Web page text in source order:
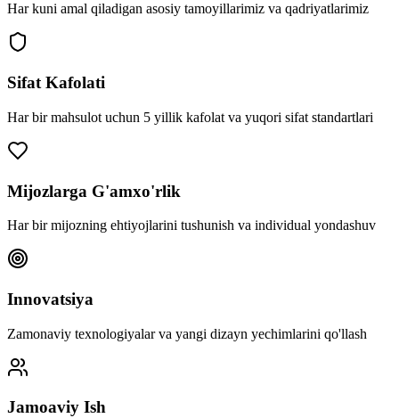
Har kuni amal qiladigan asosiy tamoyillarimiz va qadriyatlarimiz
Sifat Kafolati
Har bir mahsulot uchun 5 yillik kafolat va yuqori sifat standartlari
Mijozlarga G'amxo'rlik
Har bir mijozning ehtiyojlarini tushunish va individual yondashuv
Innovatsiya
Zamonaviy texnologiyalar va yangi dizayn yechimlarini qo'llash
Jamoaviy Ish